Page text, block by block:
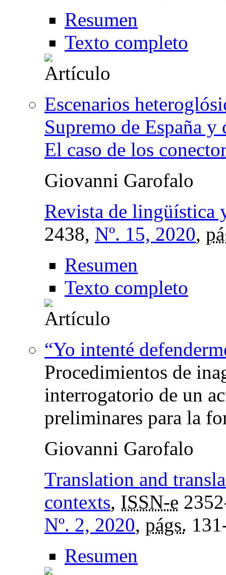
Resumen
Texto completo
Escenarios
Supremo de España
El caso de los
Giovanni Garofalo
Revista de lingüística
2438, Nº. 15, 2020,
Resumen
Texto completo
“Yo intenté
Procedimientos de
interrogatorio de un
preliminares para la
Giovanni Garofalo
Translation and
contexts, ISSN-e
Nº. 2, 2020, págs.
Resumen